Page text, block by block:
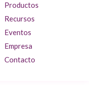
Productos
Recursos
Eventos
Empresa
Contacto